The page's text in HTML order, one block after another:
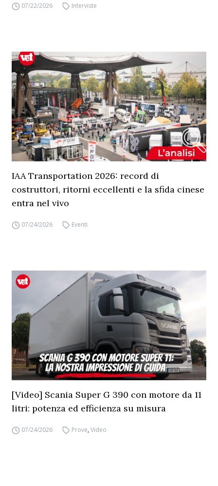
07/22/2026 Interviste
IAA Transportation 2026: record di
costruttori, ritorni eccellenti e la sfida cinese
entra nel vivo
07/24/2026 Eventi
[Video] Scania Super G 390 con motore da 11
litri: potenza ed efficienza su misura
07/24/2026 Prove,Video